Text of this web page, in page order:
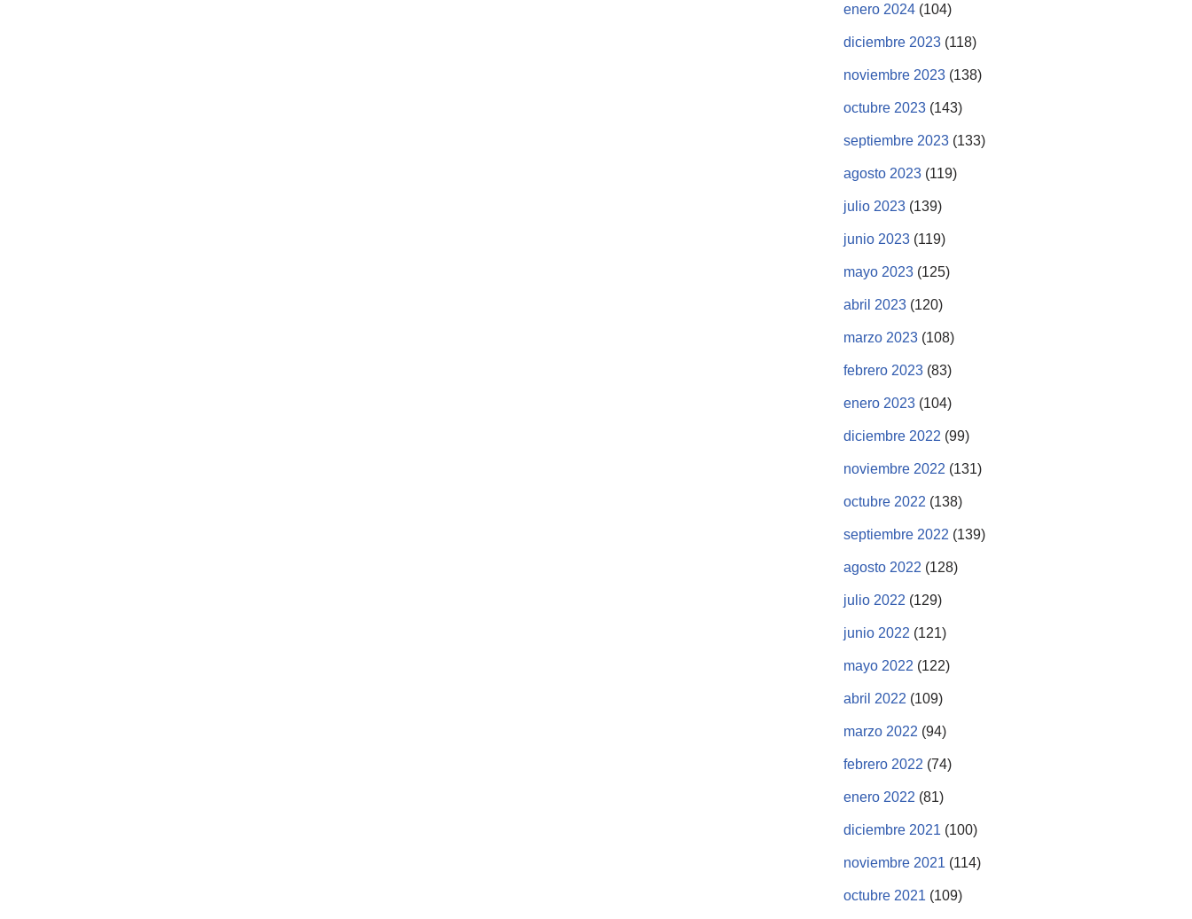
enero 2024 (104)
diciembre 2023 (118)
noviembre 2023 (138)
octubre 2023 (143)
septiembre 2023 (133)
agosto 2023 (119)
julio 2023 (139)
junio 2023 (119)
mayo 2023 (125)
abril 2023 (120)
marzo 2023 (108)
febrero 2023 (83)
enero 2023 (104)
diciembre 2022 (99)
noviembre 2022 (131)
octubre 2022 (138)
septiembre 2022 (139)
agosto 2022 (128)
julio 2022 (129)
junio 2022 (121)
mayo 2022 (122)
abril 2022 (109)
marzo 2022 (94)
febrero 2022 (74)
enero 2022 (81)
diciembre 2021 (100)
noviembre 2021 (114)
octubre 2021 (109)